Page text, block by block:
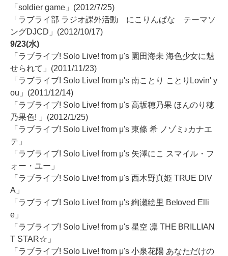
「soldier game」(2012/7/25)
「ラブライ部 ラジオ課外活動 にこりんぱな テーマソ
ングDJCD」(2012/10/17)
9/23(水)
「ラブライブ! Solo Live! from μ's 園田海未 海色少女に魅
せられて」(2011/11/23)
「ラブライブ! Solo Live! from μ's 南ことり ことりLovin' y
ou」(2011/12/14)
「ラブライブ! Solo Live! from μ's 高坂穂乃果 ほんのり穂
乃果色! 」(2012/1/25)
「ラブライブ! Solo Live! from μ's 東條 希 ノゾミ♪カナエ
テ」
「ラブライブ! Solo Live! from μ's 矢澤にこ スマイル・フ
ォー・ユー」
「ラブライブ! Solo Live! from μ's 西木野真姫 TRUE DIV
A」
「ラブライブ! Solo Live! from μ's 絢瀬絵里 Beloved Elli
e」
「ラブライブ! Solo Live! from μ's 星空 凛 THE BRILLIAN
T STAR☆」
「ラブライブ! Solo Live! from μ's 小泉花陽 あなただけの